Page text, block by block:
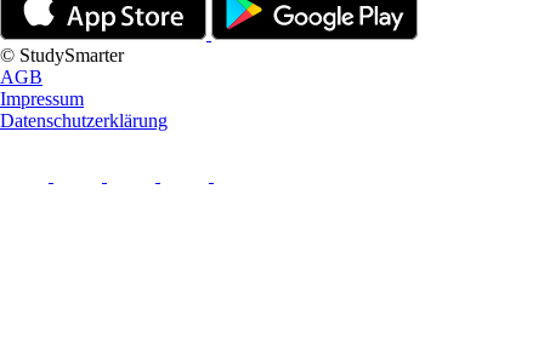
© StudySmarter
AGB
Impressum
Datenschutzerklärung